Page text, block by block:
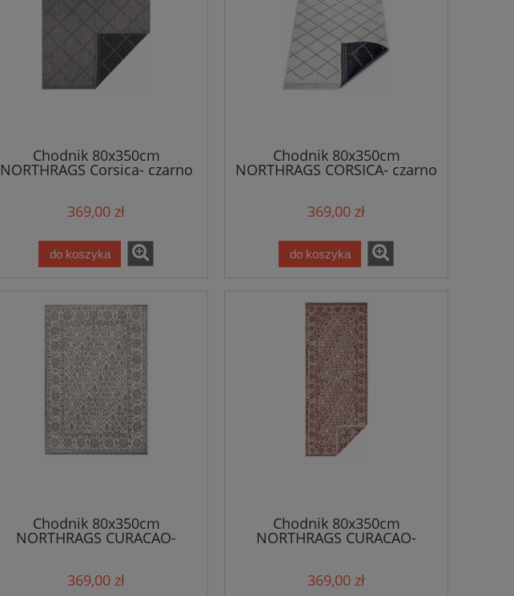
Chodnik 80x350cm
NORTHRAGS Corsica- czarno
,dwustronny,zewnętrzno-
369,00 zł
do koszyka
Chodnik 80x350cm
NORTHRAGS CORSICA- czarno
,dwustronny,zewnętrzno-
369,00 zł
do koszyka
Chodnik 80x350cm
NORTHRAGS CURACAO-
,dwustronny,zewnętrzno-
369,00 zł
Chodnik 80x350cm
NORTHRAGS CURACAO-
,dwustronny,zewnętrzno-
369,00 zł